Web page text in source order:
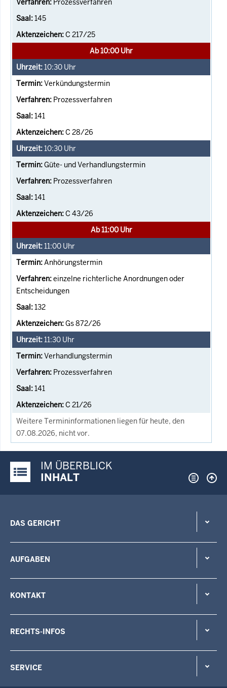
Prozessverfahren
145
C 217/25
Ab 10:00 Uhr
10:30 Uhr
Verkündungstermin
Prozessverfahren
141
C 28/26
10:30 Uhr
Güte- und Verhandlungstermin
Prozessverfahren
141
C 43/26
Ab 11:00 Uhr
11:00 Uhr
Anhörungstermin
einzelne richterliche Anordnungen oder
Entscheidungen
132
Gs 872/26
11:30 Uhr
Verhandlungstermin
Prozessverfahren
141
C 21/26
Weitere Termininformationen liegen für heute, den
07.08.2026, nicht vor.
Justiz-Portal im Überblick:
IM ÜBERBLICK
INHALT
DAS GERICHT
AUFGABEN
KONTAKT
RECHTS-INFOS
SERVICE